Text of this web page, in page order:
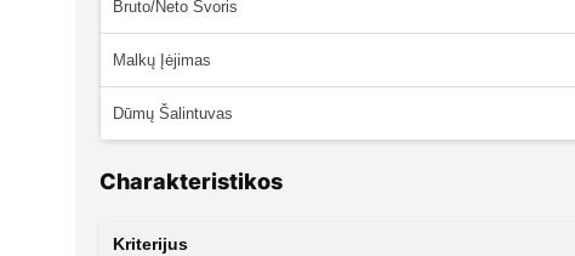
Bruto/Neto Svoris
Malkų Įėjimas
Dūmų Šalintuvas
Charakteristikos
Kriterijus